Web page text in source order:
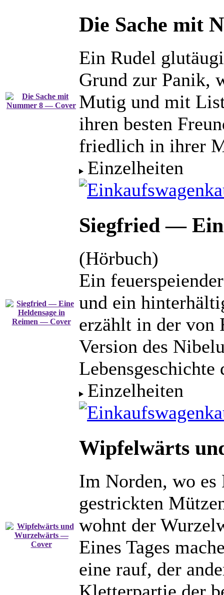
Die Sache mit
Ein Rudel
Grund zur Panik,
Mutig und mit
ihren besten
friedlich in ihrer
Einzelheiten
Siegfried —
(Hörbuch)
Ein
und ein
erzählt in der von
Version des
Einzelheiten
Wipfelwärts
Im Norden, wo
gestrickten
wohnt der
Eines Tages
eine rauf, der